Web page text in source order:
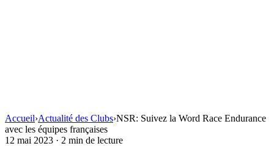
Accueil›Actualité des Clubs›NSR: Suivez la Word Race Endurance
avec les équipes françaises
12 mai 2023 · 2 min de lecture